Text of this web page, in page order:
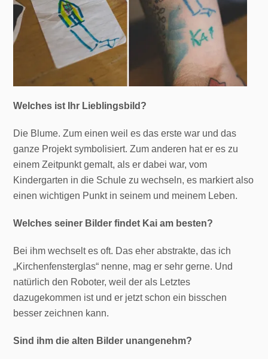
Welches ist Ihr Lieblingsbild?
Die Blume. Zum einen weil es das erste war und das
ganze Projekt symbolisiert. Zum anderen hat er es zu
einem Zeitpunkt gemalt, als er dabei war, vom
Kindergarten in die Schule zu wechseln, es markiert also
einen wichtigen Punkt in seinem und meinem Leben.
Welches seiner Bilder findet Kai am besten?
Bei ihm wechselt es oft. Das eher abstrakte, das ich
„Kirchenfensterglas“ nenne, mag er sehr gerne. Und
natürlich den Roboter, weil der als Letztes
dazugekommen ist und er jetzt schon ein bisschen
besser zeichnen kann.
Sind ihm die alten Bilder unangenehm?